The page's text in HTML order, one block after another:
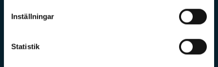
Inställningar
Statistik
barnsäkerhet och tillverkar även egna produkter som bara
säljs på HomeSafety. Utöver det erbjuder vi även tjänster för
vare eget varulager med snabba leveranser samt en mycket
erfaren kundtjänst kan du alltid känna dig trygg med ditt köp